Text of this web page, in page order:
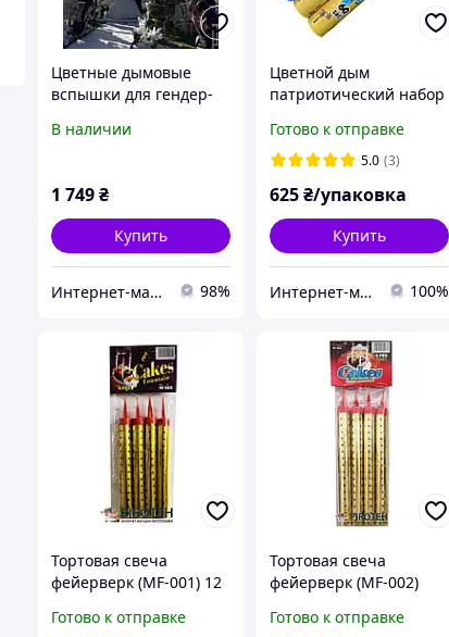
Цветные дымовые
вспышки для гендер-
предложений 7 разных
В наличии
1 749₴
Купить
Интернет-магазин пиротехники, салютов и фейерверков Пиро Маркет 98%
Цветной дым
патриотический набор
MA0512 Maxsem 60 с, 4
шт/уп
Готово к отправке
5.0 (3)
625₴/упаковка
Купить
Интернет-магазин "Chika Boom" 100%
Тортовая свеча
фейерверк (MF-001) 12
Свечи для торта
Готово к отправке
Тортовая свеча
фейерверк (MF-002)
Свечи для торта
Готово к отправке